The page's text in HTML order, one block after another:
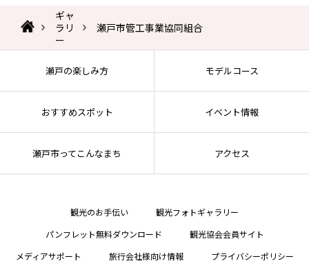
ギャ
ラリ
ー
瀬戸市管工事業協同組合
瀬戸の楽しみ方 モデルコース
おすすめスポット イベント情報
瀬戸市ってこんなまち アクセス
観光のお手伝い
観光フォトギャラリー
パンフレット無料ダウンロード
観光協会会員サイト
メディアサポート
旅行会社様向け情報 プライバシーポリシー